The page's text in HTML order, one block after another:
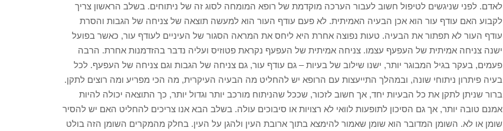
לאדם. לפני שניגשים לטיפול חשוב לעבור הערכה מוקדמת של רופא המומחה לסוג זה של ניתוחים. בשלב הראשון צריך
לקבוע האם עודף עור הוא אכן הבעיה האמיתית. לא פעם עודף העור הוא למעשה תוצאה של צניחה של הגבות והסרת
עודף העור לא תפתור את הבעיה. טעות נפוצה אחרת היא ליחס את המראה הסגור של העיניים לעודף עור, כאשר בפועל
ישנה צניחה אמיתית של העפעף עצמו. צניחה אמיתית של העפעף נקראת פטוזיס ועליה נדבר בהזדמנות אחרת. הרבה
פעמים, בעקר בגיל המבוגר יותר, ישנו שילוב של בעיות – גם עודף עור, גם צניחה של הגבות וגם צניחה של העפעף. לכל
בעיה פיתרון ניתוחי שונה, ובמהלך התייעצות עם הרופא יש להחליט מה הבעיה העיקרית, מה הכי מפריע ומה רוצים לתקן.
ברור שניתן לתקן את כל הבעיות יחד, אך חשוב לזכור, שככל שהניתוח מורכב יותר וגדול יותר, כך התוצאה יכולה להיות
אמנם טובה יותר, אך גם הסיכון לתופעות לוואי לא רצויות או סיבוכים עולה. בשלב הבא אנו צריכים להחליט האם יש להסיר
שומן או לא. השומן המדובר הוא שומן שאמור להימצא בתוך ארובת העין ולהגן על העין. בחלק מהמקרים השומן הזה בולט